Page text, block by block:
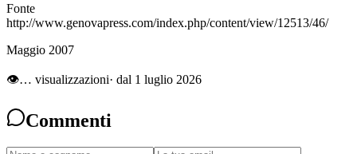
Fonte
http://www.genovapress.com/index.php/content/view/12513/46/
Maggio 2007
👁… visualizzazioni· dal 1 luglio 2026
Commenti